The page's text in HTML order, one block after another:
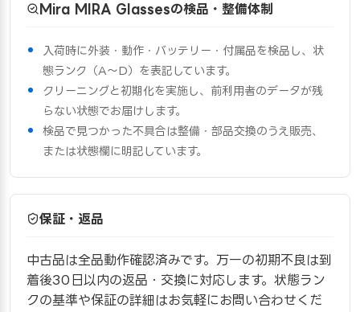
Mira MIRA Glassesの検品・整備体制
入荷時に外装・動作・バッテリー・付属品を検品し、状
態ランク（A〜D）を表記しています。
クリーニングと初期化を実施し、前利用者のデータが残
らない状態でお届けします。
検品で見つかった不具合は整備・部品交換のうえ販売、
または状態欄に明記しています。
保証・返品
中古品は全品動作確認済みです。万一の初期不良は到
着後30日以内の返品・交換に対応します。状態ラン
クの基準や保証の詳細はお気軽にお問い合わせくだ